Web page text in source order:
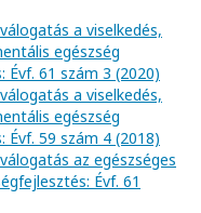
a viselkedés,
egészség
Évf. 61 szám 3 (2020)
a viselkedés,
egészség
Évf. 59 szám 4 (2018)
az egészséges
Évf. 61